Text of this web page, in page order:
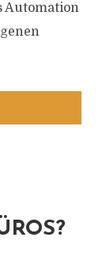
Automation